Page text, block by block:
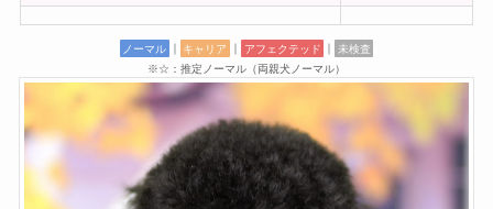
ノーマル ｜ キャリア ｜ アフェクテッド ｜
未検査
※☆：推定ノーマル（両親犬ノーマル）